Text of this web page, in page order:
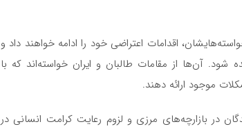
اقدامات اعتراضی خود را ادامه خواهند داد و
آن‌ها از مقامات طالبان و ایران خواسته‌اند که با
موجود ارائه دهند.
در بازارچه‌های مرزی و لزوم رعایت کرامت انسانی در